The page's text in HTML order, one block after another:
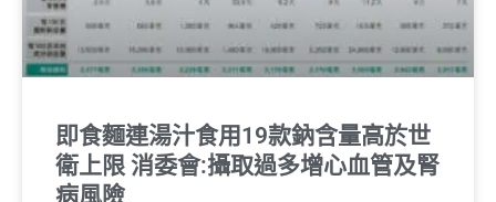
即食麵連湯汁食用19款鈉含量高於世
衛上限 消委會:攝取過多增心血管及腎
病風險